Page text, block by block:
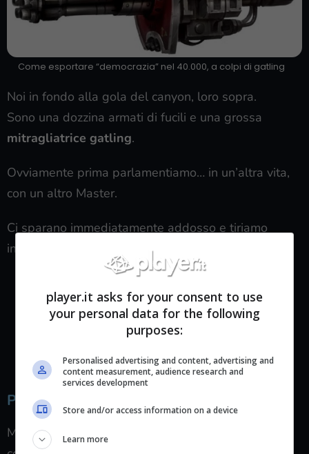
Come esportare “democrazia” nel 40.000, a colpi di gatling
Noi in fondo alla gola del canyon, loro sopra.
Sono una dozzina armati di fucili e una grossa
mitragliatrice gatling.
Ovviamente prima parlamentiamo… in un’altra vita,
con un altro Master.
Ci sparano immediatamente addosso e tiriamo
iniziativa.
È un bagno di sangue.
Preparazione.
Metà di noi sono “
player.it asks for your consent to use
your personal data for the following
purposes:
Personalised advertising and content, advertising and
content measurement, audience research and
services development
Store and/or access information on a device
Learn more